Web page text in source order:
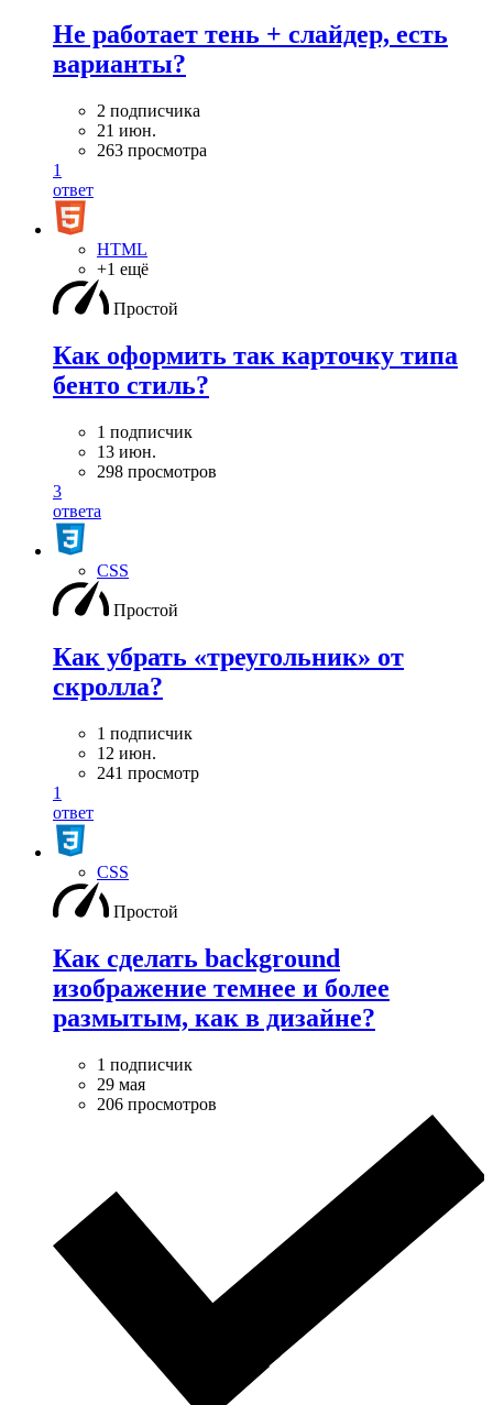
Не работает тень + слайдер, есть
варианты?
2 подписчика
21 июн.
263 просмотра
1
ответ
HTML
+1 ещё
Простой
Как оформить так карточку типа
бенто стиль?
1 подписчик
13 июн.
298 просмотров
3
ответа
CSS
Простой
Как убрать «треугольник» от
скролла?
1 подписчик
12 июн.
241 просмотр
1
ответ
CSS
Простой
Как сделать background
изображение темнее и более
размытым, как в дизайне?
1 подписчик
29 мая
206 просмотров